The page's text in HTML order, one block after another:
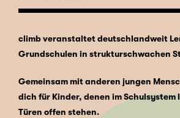
climb veranstaltet deutschlandweit
Grundschulen in strukturschwachen
Gemeinsam mit anderen jungen
dich für Kinder, denen im
Türen offen stehen.